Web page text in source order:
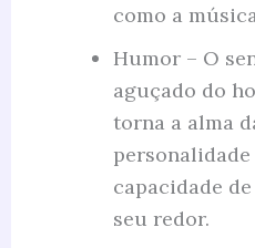
como a
Humor – O
aguçado do
torna a alma
capacidade
seu redor.